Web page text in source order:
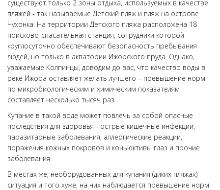
существуют только 2 зоны отдыха, используемых в качестве
пляжей - так называемые Детский пляж и пляж на острове
Чухонка. На территории Детского пляжа расположена 18
поисково-спасательная станция, сотрудники которой
круглосуточно обеспечивают безопасность пребывания
людей, но только в акватории Ижорского пруда. Однако,
уважаемые Колпинцы, доводим до вас, что качество воды в
реке Ижора оставляет желать лучшего – превышение норм
по микробиологическим и химическим показателям
составляет несколько тысяч раз.
Купание в такой воде может повлечь за собой опасные
последствия для здоровья - острые кишечные инфекции,
паразитарные заболевания, аллергические реакции,
поражения кожных покровов и коньюктивы глаз и прочие
заболевания.
В местах же, необорудованных для купания (диких пляжах)
ситуация и того хуже, на них наблюдается превышение норм